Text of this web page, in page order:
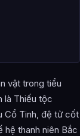
vật trong tiểu
là Thiếu tộc
Cổ Tinh, đệ tử cốt
hệ thanh niên Bắc